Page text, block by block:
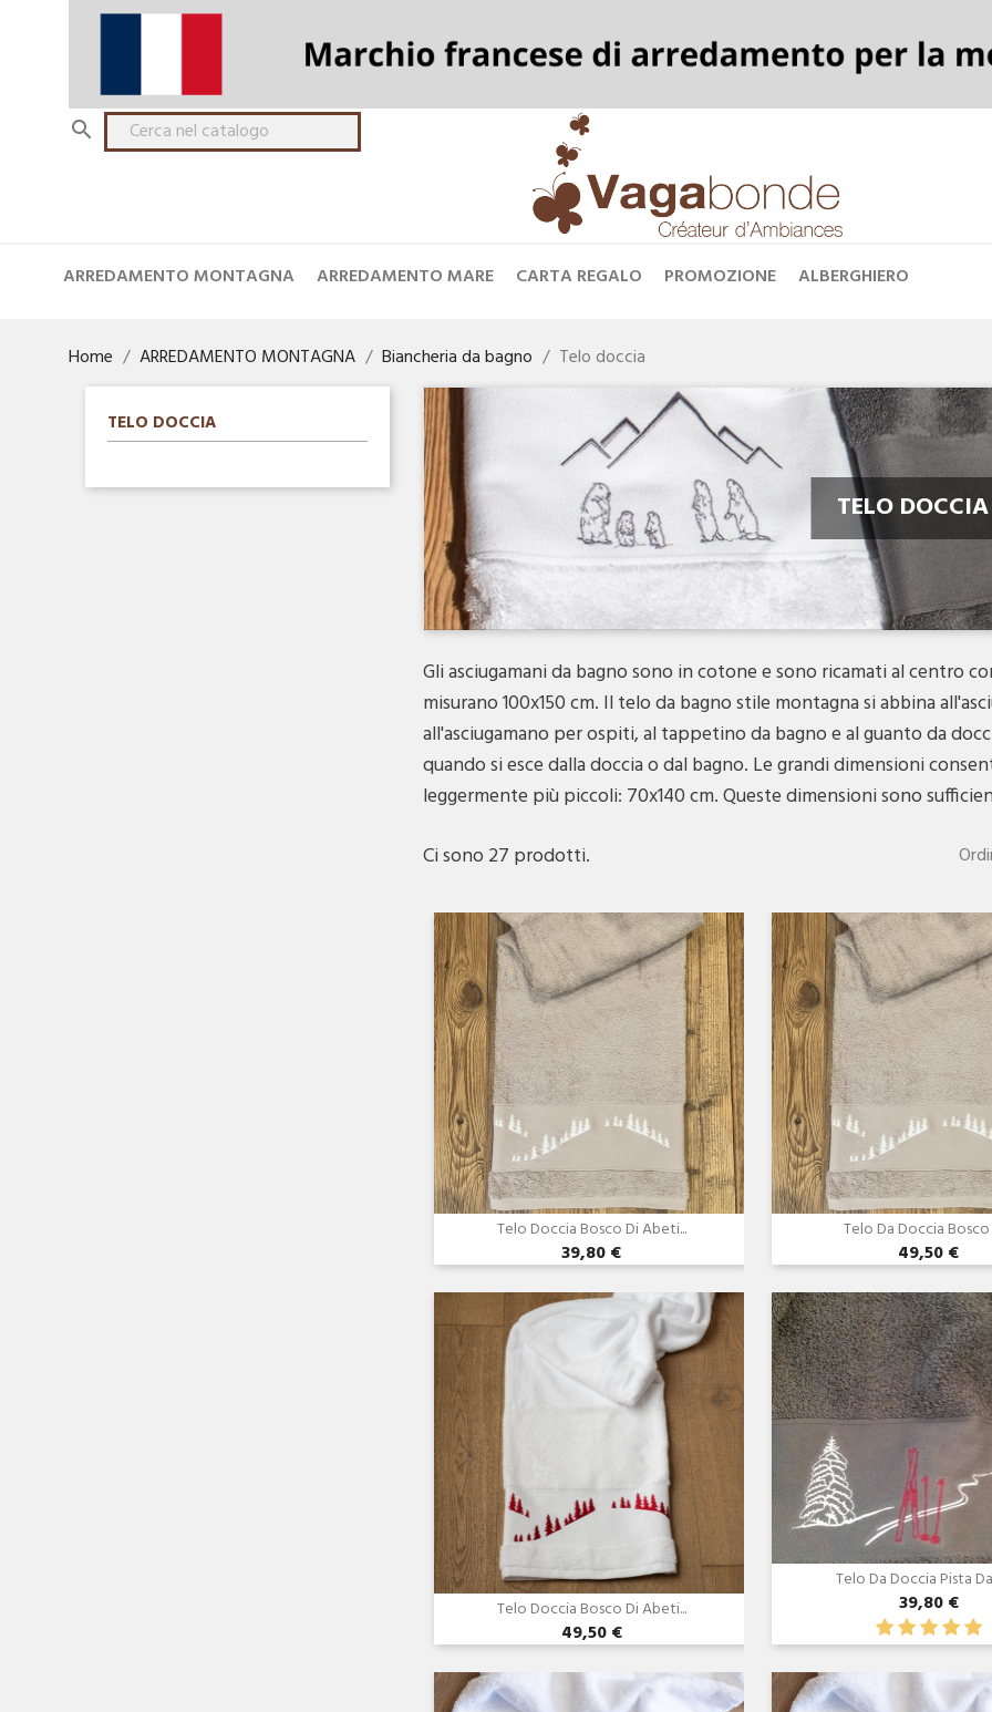

ARREDAMENTO MONTAGNA
ARREDAMENTO MARE CARTA REGALO PROMOZIONE ALBERGHIERO
Home ARREDAMENTO MONTAGNA Biancheria da bagno Telo doccia
TELO DOCCIA
TELO DOCCIA
Gli asciugamani da bagno sono in cotone e sono ricamati al centro
misurano 100x150 cm. Il telo da bagno stile montagna si abbina
all'asciugamano per ospiti, al tappetino da bagno e al guanto da
quando si esce dalla doccia o dal bagno. Le grandi dimensioni
leggermente più piccoli: 70x140 cm. Queste dimensioni sono
Ci sono 27 prodotti.
Telo Doccia Bosco Di Abeti...
39,80 €
Telo Da Doccia Bosco
49,50 €
Anteprima
Telo Doccia Bosco Di Abeti...
49,50 €
Anteprima
Telo Da Doccia Pista Da
39,80 €
Anteprima Anteprima